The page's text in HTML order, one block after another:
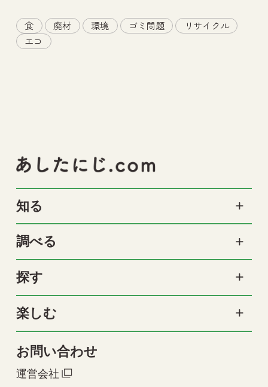
食 廃材 環境 ゴミ問題
リサイクル
エコ
知る
調べる
探す
楽しむ
お問い合わせ
運営会社